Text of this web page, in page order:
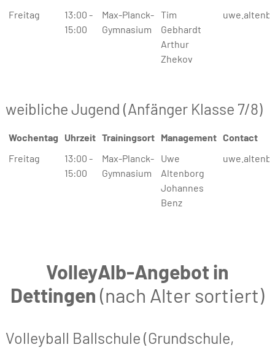
Wochentag
Uhrzeit Trainingsort Management Contact
Freitag
13:00 -
15:00
Max-Planck-
Gymnasium
Tim
Gebhardt
Arthur
Zhekov
weibliche Jugend (Anfänger Klasse 7/8)
Wochentag Uhrzeit Trainingsort Management Contact
Wochentag
Uhrzeit Trainingsort Management Contact
Freitag
13:00 -
15:00
Max-Planck-
Gymnasium
Uwe
Altenborg
Johannes
Benz
VolleyAlb-Angebot in
Dettingen(nach Alter sortiert)
Volleyball Ballschule (Grundschule,